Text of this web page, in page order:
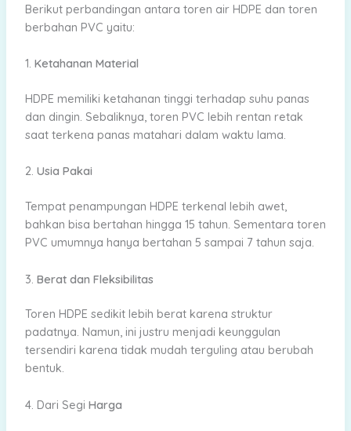
Berikut perbandingan antara toren air HDPE dan toren
berbahan PVC yaitu:
1. Ketahanan Material
HDPE memiliki ketahanan tinggi terhadap suhu panas
dan dingin. Sebaliknya, toren PVC lebih rentan retak
saat terkena panas matahari dalam waktu lama.
2. Usia Pakai
Tempat penampungan HDPE terkenal lebih awet,
bahkan bisa bertahan hingga 15 tahun. Sementara toren
PVC umumnya hanya bertahan 5 sampai 7 tahun saja.
3. Berat dan Fleksibilitas
Toren HDPE sedikit lebih berat karena struktur
padatnya. Namun, ini justru menjadi keunggulan
tersendiri karena tidak mudah terguling atau berubah
bentuk.
4. Dari Segi Harga